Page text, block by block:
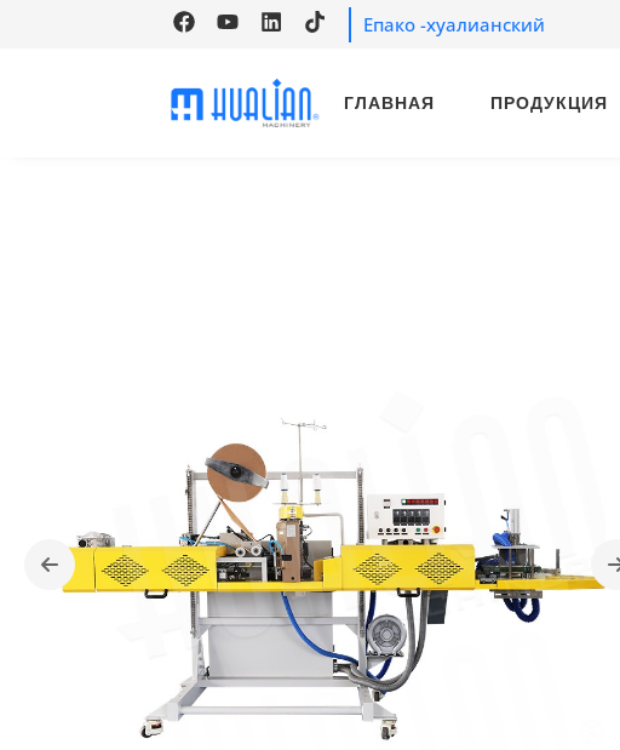
Епако -хуалианский
ГЛАВНАЯ ПРОДУКЦИЯ